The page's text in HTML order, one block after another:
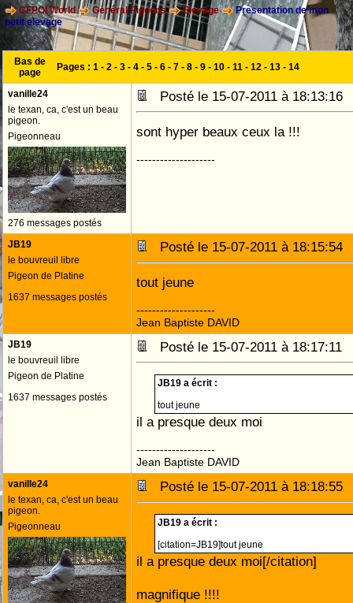
CFPOI World Général Pigeons Elevage
Presentation de mon
petit elevage
Bas de
page
Pages : 1 - 2 - 3 - 4 - 5 - 6 - 7 - 8 - 9 - 10 - 11 - 12 - 13 - 14
vanille24
le texan, ca, c'est un beau
pigeon.
Pigeonneau
276 messages postés
Posté le 15-07-2011 à
sont hyper beaux ceux la !!!
--------------------
JB19
le bouvreuil libre
Pigeon de Platine
1637 messages postés
Posté le 15-07-2011 à
tout jeune
--------------------
Jean Baptiste DAVID
JB19
le bouvreuil libre
Pigeon de Platine
1637 messages postés
Posté le 15-07-2011 à 18:17:11
JB19 a écrit :
tout jeune
il a presque deux moi
--------------------
Jean Baptiste DAVID
vanille24
le texan, ca, c'est un beau
pigeon.
Pigeonneau
Posté le 15-07-2011 à
JB19 a écrit :
[citation=JB19]tout jeune
il a presque deux moi[/citation]
magnifique !!!!